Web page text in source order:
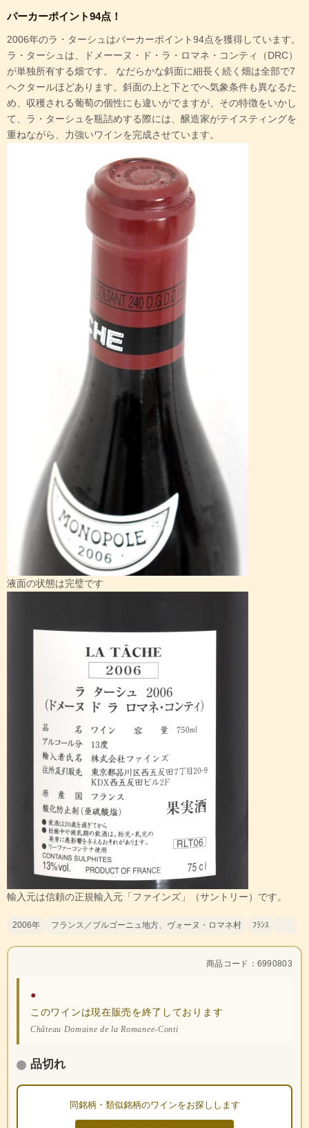
パーカーポイント94点！
2006年のラ・ターシュはパーカーポイント94点を獲得しています。
ラ・ターシュは、ドメーーヌ・ド・ラ・ロマネ・コンティ（DRC）
が単独所有する畑です。 なだらかな斜面に細長く続く畑は全部で7
ヘクタールほどあります。斜面の上と下とでへ気象条件も異なるた
め、収穫される葡萄の個性にも違いがでますが、その特徴をいかし
て、ラ・ターシュを瓶詰めする際には、醸造家がテイスティングを
重ねながら、力強いワインを完成させています。
液面の状態は完璧です
輸入元は信頼の正規輸入元「ファインズ」（サントリー）です。
2006年 フランス／ブルゴーニュ地方、ヴォーヌ・ロマネ村 ﾌﾗﾝｽ
商品コード：6990803
●
このワインは現在販売を終了しております
Château Domaine de la Romanee-Conti
品切れ
同銘柄・類似銘柄のワインをお探しします